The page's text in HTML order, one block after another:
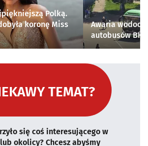
Polką.
koronę Miss
Awaria
autobusów
TEMAT?
się coś interesującego w
okolicy? Chcesz abyśmy